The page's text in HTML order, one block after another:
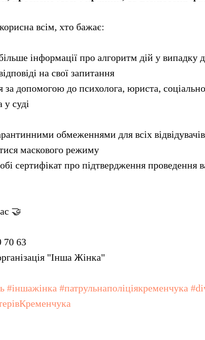
всім, хто бажає:
інформації про алгоритм дій у випадку
на свої запитання
за допомогою до психолога, юриста,
у суді
обмеженнями для всіх
маскового режиму
сертифікат про підтвердження проведення
🤝
70 63
"Інша Жінка"
#іншажінка #патрульнаполіціякременчука